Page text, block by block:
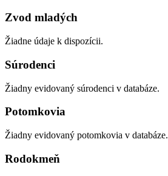
Zvod mladých
Žiadne údaje k dispozícii.
Súrodenci
Žiadny evidovaný súrodenci v databáze.
Potomkovia
Žiadny evidovaný potomkovia v databáze.
Rodokmeň